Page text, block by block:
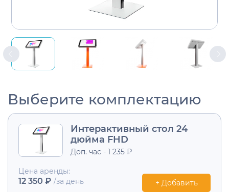
Выберите комплектацию
Интерактивный стол 24
дюйма FHD
Доп. час - 1 235 ₽
Цена аренды:
12 350 ₽ /за день + Добавить